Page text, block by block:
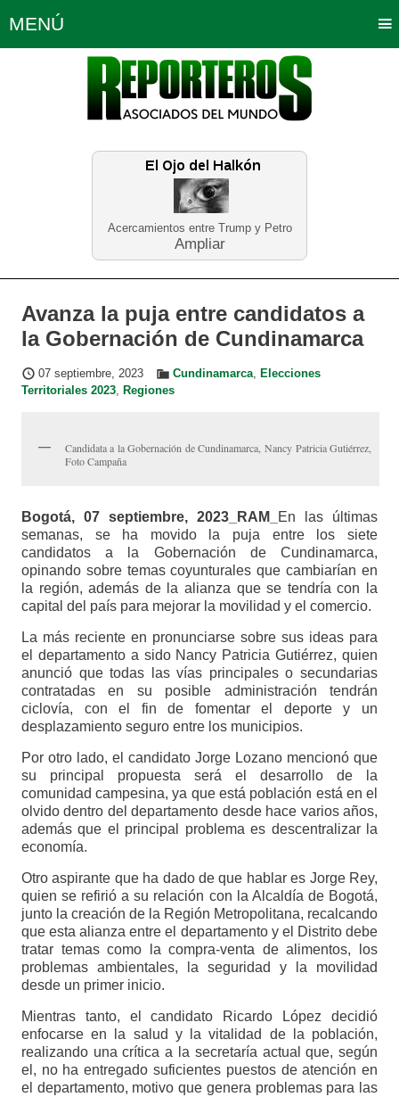
Acercamientos entre Trump y Petro
Ampliar
MENÚ
Política Opinión Bogotá
Planeta Tierra Deportes
Educación Neira
Avanza la puja entre candidatos a
la Gobernación de Cundinamarca
07 septiembre, 2023 Cundinamarca, Elecciones
Territoriales 2023, Regiones
Candidata a la Gobernación de Cundinamarca, Nancy Patricia Gutiérrez,
Foto Campaña
Bogotá, 07 septiembre, 2023_RAM_
En las últimas
semanas, se ha movido la puja entre los siete
candidatos a la Gobernación de Cundinamarca,
opinando sobre temas coyunturales que cambiarían en
la región, además de la alianza que se tendría con la
capital del país para mejorar la movilidad y el comercio.
La más reciente en pronunciarse sobre sus ideas para
el departamento a sido Nancy Patricia Gutiérrez, quien
anunció que todas las vías principales o secundarias
contratadas en su posible administración tendrán
ciclovía, con el fin de fomentar el deporte y un
desplazamiento seguro entre los municipios.
Por otro lado, el candidato Jorge Lozano mencionó que
su principal propuesta será el desarrollo de la
comunidad campesina, ya que está población está en el
olvido dentro del departamento desde hace varios años,
además que el principal problema es descentralizar la
economía.
Otro aspirante que ha dado de que hablar es Jorge Rey,
quien se refirió a su relación con la Alcaldía de Bogotá,
junto la creación de la Región Metropolitana, recalcando
que esta alianza entre el departamento y el Distrito debe
tratar temas como la compra-venta de alimentos, los
problemas ambientales, la seguridad y la movilidad
desde un primer inicio.
Mientras tanto, el candidato Ricardo López decidió
enfocarse en la salud y la vitalidad de la población,
realizando una crítica a la secretaría actual que, según
el, no ha entregado suficientes puestos de atención en
el departamento, motivo que genera problemas para las